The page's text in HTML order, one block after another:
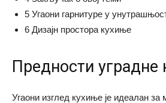
5 Угаони гарнитуре у
6 Дизајн простора кухиње
Предности уградне
Угаони изглед кухиње је идеалан за